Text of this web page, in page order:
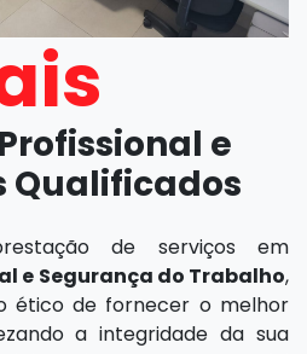
e
Qualificados
de serviços em
e Segurança do Trabalho,
ético de fornecer o melhor
a integridade da sua